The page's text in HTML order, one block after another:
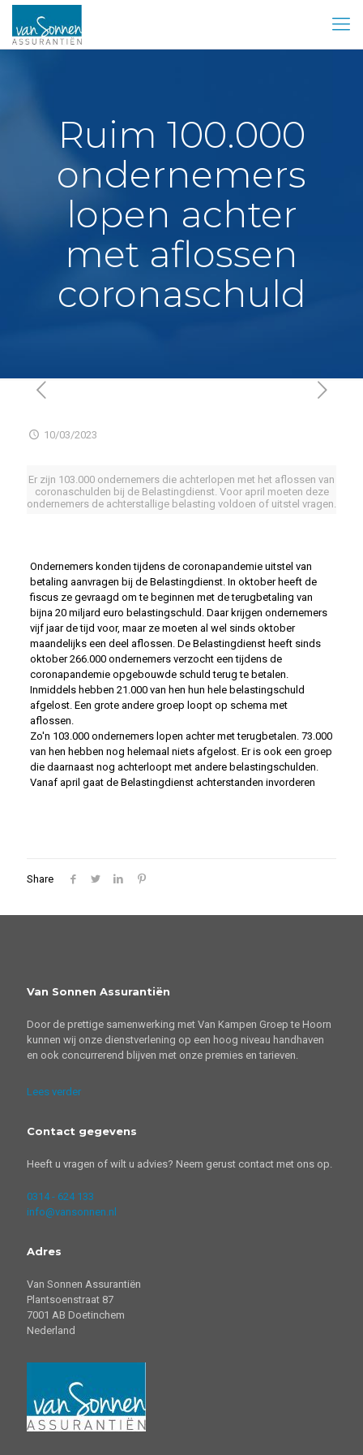
Ruim 100.000
ondernemers
lopen achter
met aflossen
coronaschuld
10/03/2023
Er zijn 103.000 ondernemers die achterlopen met het aflossen van
coronaschulden bij de Belastingdienst. Voor april moeten deze
ondernemers de achterstallige belasting voldoen of uitstel vragen.
Ondernemers konden tijdens de coronapandemie uitstel van
betaling aanvragen bij de Belastingdienst. In oktober heeft de
fiscus ze gevraagd om te beginnen met de terugbetaling van
bijna 20 miljard euro belastingschuld. Daar krijgen ondernemers
vijf jaar de tijd voor, maar ze moeten al wel sinds oktober
maandelijks een deel aflossen. De Belastingdienst heeft sinds
oktober 266.000 ondernemers verzocht een tijdens de
coronapandemie opgebouwde schuld terug te betalen.
Inmiddels hebben 21.000 van hen hun hele belastingschuld
afgelost. Een grote andere groep loopt op schema met
aflossen.
Zo'n 103.000 ondernemers lopen achter met terugbetalen. 73.000
van hen hebben nog helemaal niets afgelost. Er is ook een groep
die daarnaast nog achterloopt met andere belastingschulden.
Vanaf april gaat de Belastingdienst achterstanden invorderen
Share
Van Sonnen Assurantiën
Door de prettige samenwerking met Van Kampen Groep te Hoorn
kunnen wij onze dienstverlening op een hoog niveau handhaven
en ook concurrerend blijven met onze premies en tarieven.
Lees verder
Contact gegevens
Heeft u vragen of wilt u advies? Neem gerust contact met ons op.
0314 - 624 133
info@vansonnen.nl
Adres
Van Sonnen Assurantiën
Plantsoenstraat 87
7001 AB Doetinchem
Nederland